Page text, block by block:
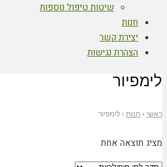
שיטות טיפול נוספות
חנות
יצירת קשר
הצהרת נגישות
לימפיור
ראשי › חנות › לימפיור
מציג תוצאה אחת